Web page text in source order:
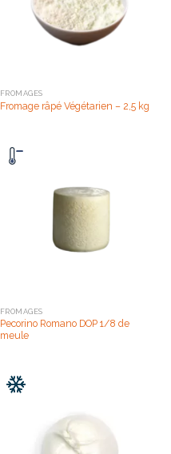
FROMAGES
Fromage râpé Végétarien – 2,5 kg
FROMAGES
Pecorino Romano DOP 1/8 de
meule